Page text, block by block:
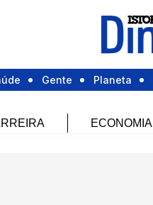
Gente Planeta
ECONOMIA